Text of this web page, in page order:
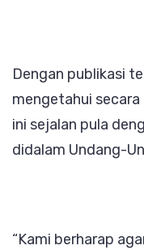
Dengan publikasi
mengetahui
ini sejalan pula
didalam Undang-
“Kami berharap